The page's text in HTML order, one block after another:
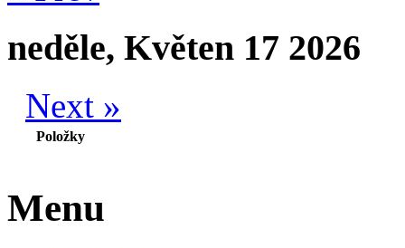
neděle, Květen 17 2026
Next »
Položky
Menu